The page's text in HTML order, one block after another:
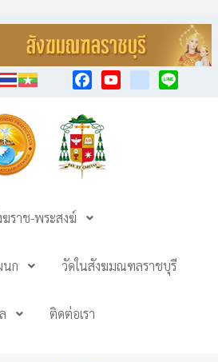
ราช-พระสงฆ์
ก วัดในสังฆมณฑลราชบุรี
ติดต่อเรา